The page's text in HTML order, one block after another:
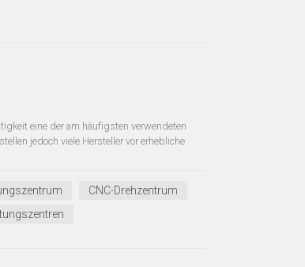
eine der am häufigsten verwendeten
jedoch viele Hersteller vor erhebliche
CNC-Drehzentrum